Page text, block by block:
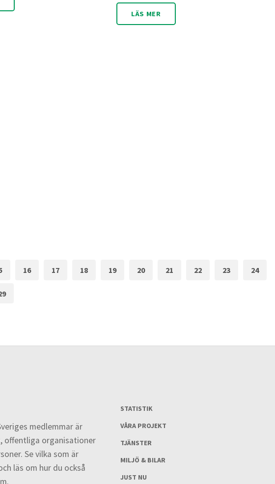
LÄS MER
16 17 18 19 20 21 22 23 24
medlemmar är
offentliga organisationer
Se vilka som är
läs om hur du också
STATISTIK
VÅRA PROJEKT
TJÄNSTER
MILJÖ & BILAR
JUST NU